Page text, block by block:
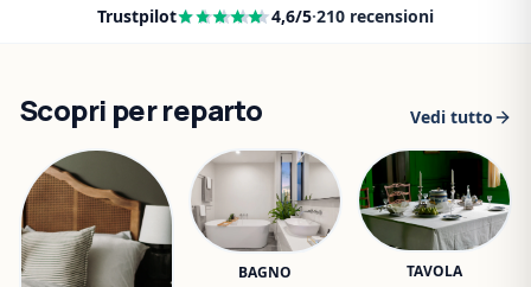
Trustpilot 4,6/5·210 recensioni
Scopri per reparto Vedi tutto
BAGNO TAVOLA